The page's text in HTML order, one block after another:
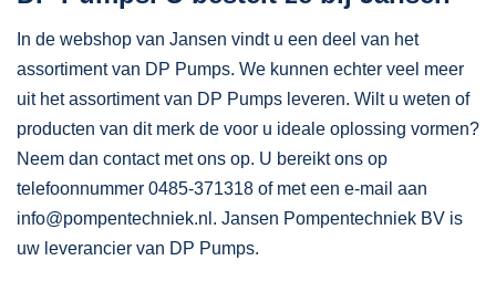
In de webshop van Jansen vindt u een deel van het
assortiment van DP Pumps. We kunnen echter veel meer
uit het assortiment van DP Pumps leveren. Wilt u weten of
producten van dit merk de voor u ideale oplossing vormen?
Neem dan contact met ons op. U bereikt ons op
telefoonnummer 0485-371318 of met een e-mail aan
info@pompentechniek.nl. Jansen Pompentechniek BV is
uw leverancier van DP Pumps.